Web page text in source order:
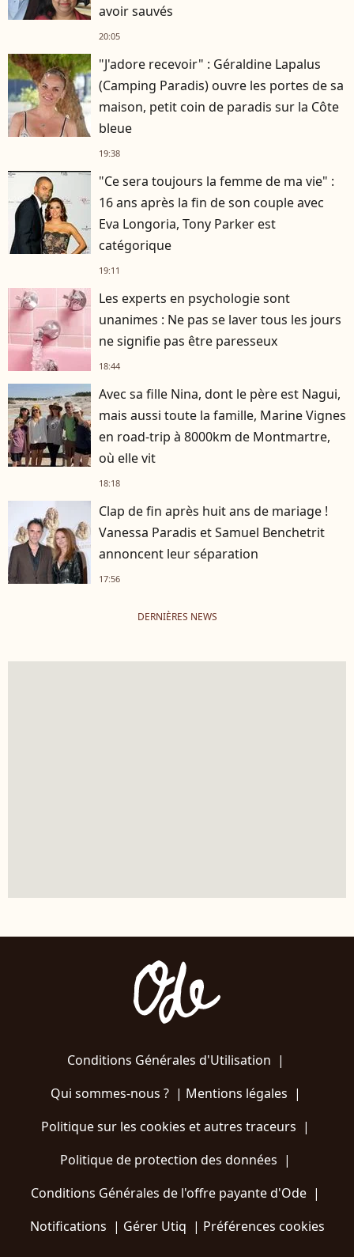
avoir sauvés
20:05
"J'adore recevoir" : Géraldine Lapalus
(Camping Paradis) ouvre les portes de sa
maison, petit coin de paradis sur la Côte
bleue
19:38
"Ce sera toujours la femme de ma vie" :
16 ans après la fin de son couple avec
Eva Longoria, Tony Parker est
catégorique
19:11
Les experts en psychologie sont
unanimes : Ne pas se laver tous les jours
ne signifie pas être paresseux
18:44
Avec sa fille Nina, dont le père est Nagui,
mais aussi toute la famille, Marine Vignes
en road-trip à 8000km de Montmartre,
où elle vit
18:18
Clap de fin après huit ans de mariage !
Vanessa Paradis et Samuel Benchetrit
annoncent leur séparation
17:56
DERNIÈRES NEWS
Conditions Générales d'Utilisation |
Qui sommes-nous ?| Mentions légales |
Politique sur les cookies et autres traceurs |
Politique de protection des données |
Conditions Générales de l'offre payante d'Ode |
Notifications | Gérer Utiq | Préférences cookies